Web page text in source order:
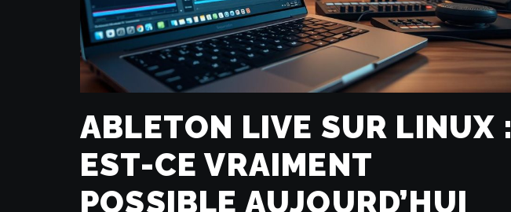
ABLETON LIVE SUR LINUX :
EST-CE VRAIMENT
POSSIBLE AUJOURD’HUI